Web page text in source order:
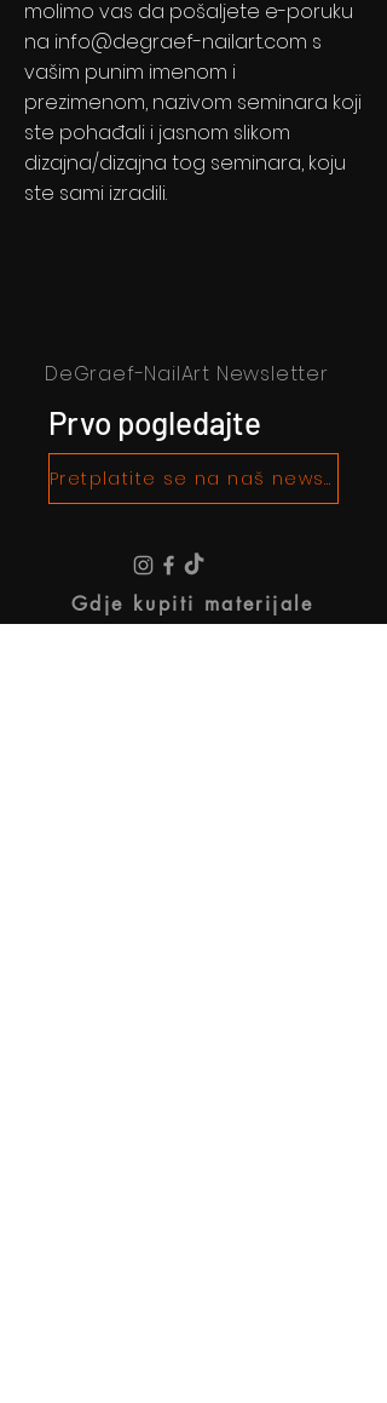
molimo vas da pošaljete e-poruku
na info@degraef-nailart.com s
vašim punim imenom i
prezimenom, nazivom seminara koji
ste pohađali i jasnom slikom
dizajna/dizajna tog seminara, koju
ste sami izradili.
DeGraef-NailArt Newsletter
Prvo pogledajte
Pretplatite se na naš newsletter!
Gdje kupiti materijale